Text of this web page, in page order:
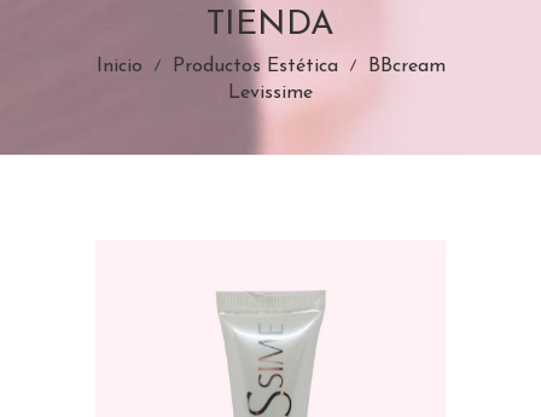
TIENDA
Inicio Productos Estética
BBcream
Levissime